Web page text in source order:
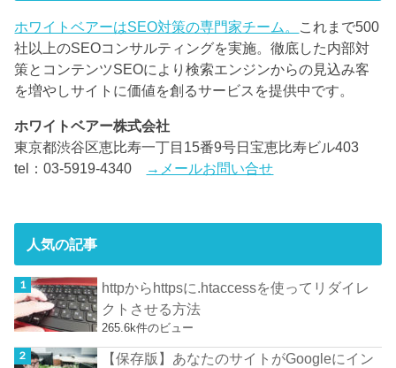
ホワイトベアーはSEO対策の専門家チーム。 これまで500
社以上のSEOコンサルティングを実施。徹底した内部対
策とコンテンツSEOにより検索エンジンからの見込み客
を増やしサイトに価値を創るサービスを提供中です。
ホワイトベアー株式会社
東京都渋谷区恵比寿一丁目15番9号日宝恵比寿ビル403
tel：03-5919-4340
→メールお問い合せ
人気の記事
httpからhttpsに.htaccessを使ってリダイレ
クトさせる方法
265.6k件のビュー
【保存版】あなたのサイトがGoogleにイン